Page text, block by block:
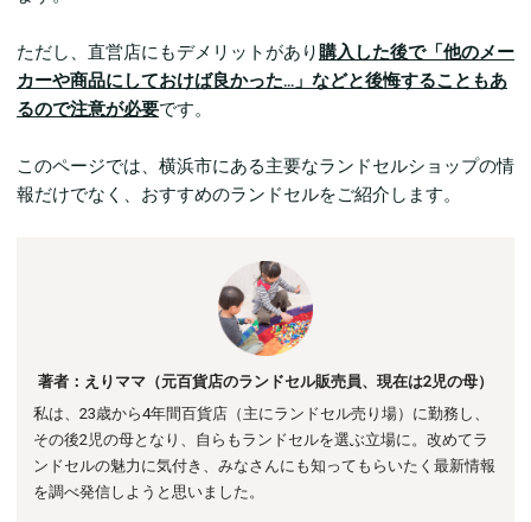
ただし、直営店にもデメリットがあり 購入した後で「他のメー
カーや商品にしておけば良かった…」などと後悔することもあ
るので注意が必要です。
このページでは、横浜市にある主要なランドセルショップの情
報だけでなく、おすすめのランドセルをご紹介します。
著者：えりママ（元百貨店のランドセル販売員、現在は2児の母）
私は、23歳から4年間百貨店（主にランドセル売り場）に勤務し、
その後2児の母となり、自らもランドセルを選ぶ立場に。 改めてラ
ンドセルの魅力に気付き、みなさんにも知ってもらいたく最新情報
を調べ発信しようと思いました。